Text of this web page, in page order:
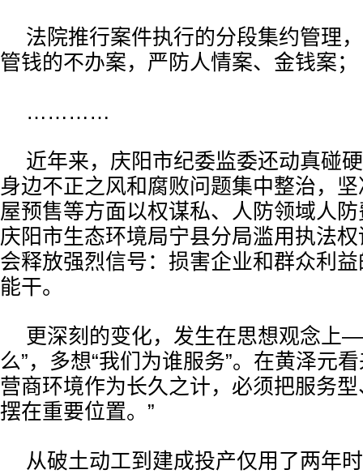
法院推行案件执行的分段集约管理
管钱的不办案，严防人情案、金钱案；
…………
近年来，庆阳市纪委监委还动真碰
身边不正之风和腐败问题集中整治，
屋预售等方面以权谋私、人防领域人
庆阳市生态环境局宁县分局滥用执法
会释放强烈信号：损害企业和群众利
能干。
更深刻的变化，发生在思想观念上
么”，多想“我们为谁服务”。在黄泽元
营商环境作为长久之计，必须把服务
摆在重要位置。”
从破土动工到建成投产仅用了两年